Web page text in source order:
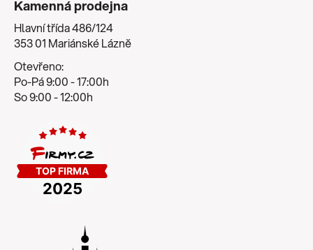
Kamenná prodejna
Hlavní třída 486/124
353 01 Mariánské Lázně
Otevřeno:
Po-Pá 9:00 - 17:00h
So 9:00 - 12:00h